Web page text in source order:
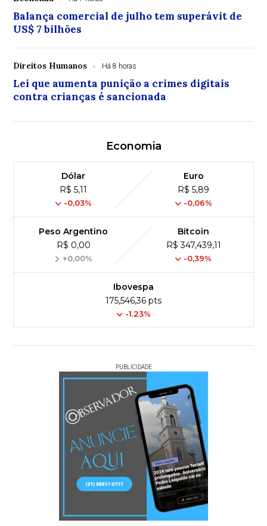
Balança comercial de julho tem superávit de
US$ 7 bilhões
Direitos Humanos Há 8 horas
Lei que aumenta punição a crimes digitais
contra crianças é sancionada
Economia
Dólar
R$ 5,11
-0,03%
Euro
R$ 5,89
-0,06%
Peso Argentino
R$ 0,00
+0,00%
Bitcoin
R$ 347,439,11
-0,39%
Ibovespa
175,546,36 pts
-1.23%
PUBLICIDADE